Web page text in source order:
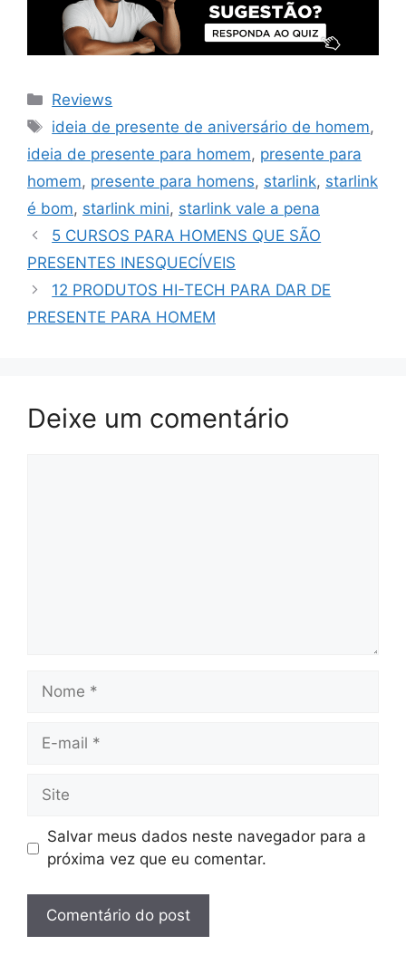
Categorias
Reviews
Tags
ideia de presente de aniversário de homem,
ideia de presente para homem, presente para
homem, presente para homens, starlink, starlink
é bom, starlink mini, starlink vale a pena
5 CURSOS PARA HOMENS QUE SÃO
PRESENTES INESQUECÍVEIS
12 PRODUTOS HI-TECH PARA DAR DE
PRESENTE PARA HOMEM
Deixe um comentário
Nome
Site
Salvar meus dados neste navegador para a
próxima vez que eu comentar.